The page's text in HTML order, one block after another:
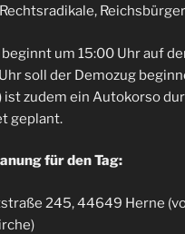
um 15:00 Uhr auf
soll der Demozug
ist zudem ein Autokorso
geplant.
für den Tag:
245, 44649 Herne